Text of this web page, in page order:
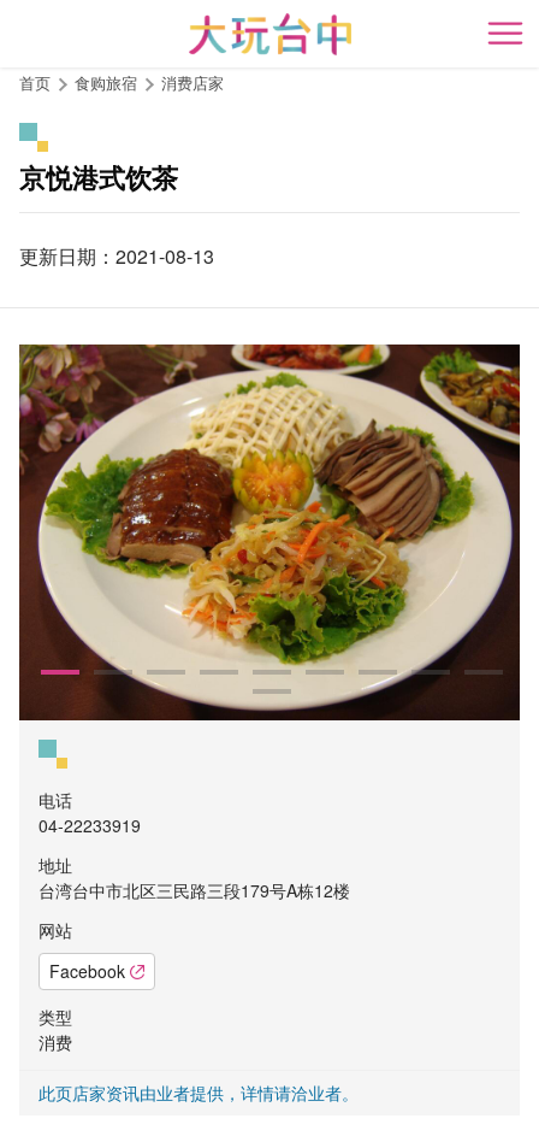
开
首页 食购旅宿 消费店家
京悦港式饮茶
更新日期：2021-08-13
电话
04-22233919
地址
台湾台中市北区三民路三段179号A栋12楼
网站
Facebook
类型
消费
此页店家资讯由业者提供，详情请洽业者。